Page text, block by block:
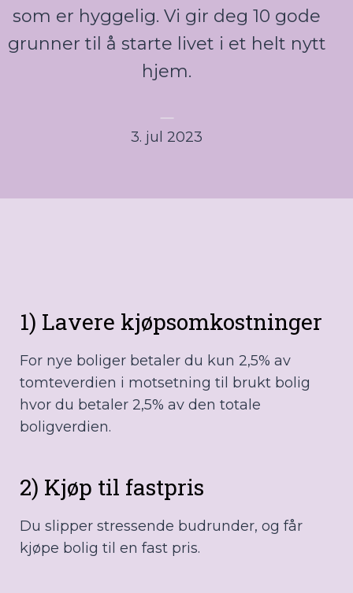
som er hyggelig. Vi gir deg 10 gode
grunner til å starte livet i et helt nytt
hjem.
3. jul 2023
1) Lavere kjøpsomkostninger
For nye boliger betaler du kun 2,5% av
tomteverdien i motsetning til brukt bolig
hvor du betaler 2,5% av den totale
boligverdien.
2) Kjøp til fastpris
Du slipper stressende budrunder, og får
kjøpe bolig til en fast pris.